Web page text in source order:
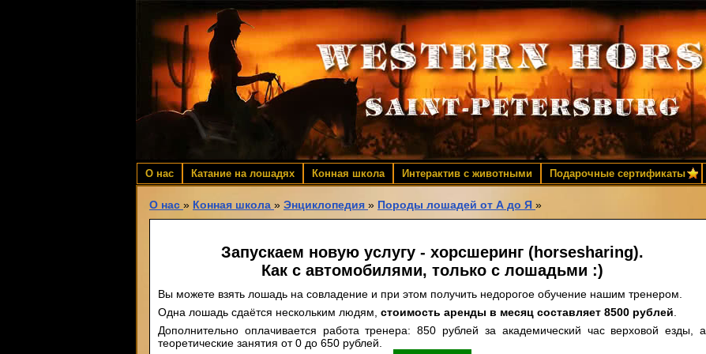
О нас Катание на лошадях Конная школа Интерактив с животными Подарочные сертификаты
О нас » Конная школа » Энциклопедия » Породы лошадей от А до Я »
Запускаем новую услугу - хорсшеринг (horsesharing).
Как с автомобилями, только с лошадьми :)
Вы можете взять лошадь на совладение и при этом получить недорогое обучение нашим тренером.
Одна лошадь сдаётся нескольким людям, стоимость аренды в месяц составляет 8500 рублей
Дополнительно оплачивается работа тренера: 850 рублей за академический час верховой езды, а
теоретические занятия от 0 до 650 рублей.